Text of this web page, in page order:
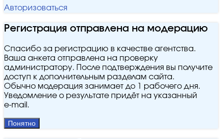
Авторизоваться
Регистрация отправлена на модерацию
Спасибо за регистрацию в качестве агентства.
Ваша анкета отправлена на проверку
администратору. После подтверждения вы получите
доступ к дополнительным разделам сайта.
Обычно модерация занимает до 1 рабочего дня.
Уведомление о результате придёт на указанный
e‑mail.
Понятно